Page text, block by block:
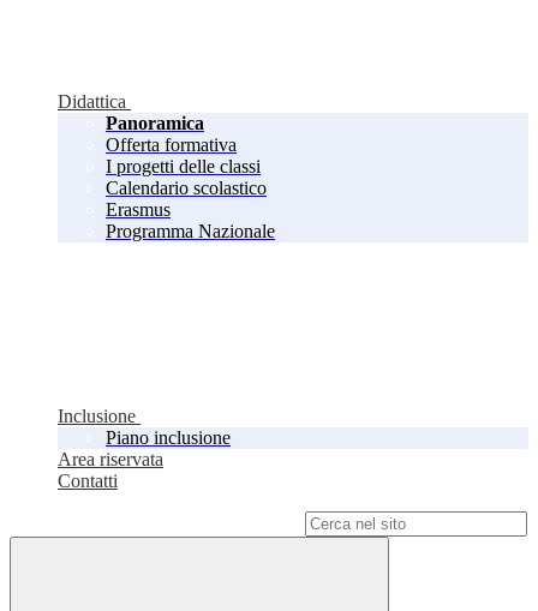
Didattica
Panoramica
Offerta formativa
I progetti delle classi
Calendario scolastico
Erasmus
Programma Nazionale
Inclusione
Piano inclusione
Area riservata
Contatti